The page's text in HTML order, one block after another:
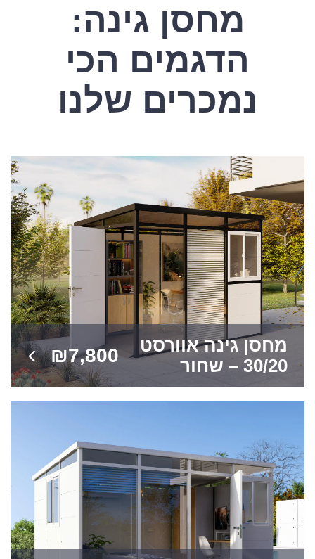
מחסן גינה:
הדגמים הכי
נמכרים שלנו
מחסן גינה אוורסט
30/20 – שחור
₪7,800